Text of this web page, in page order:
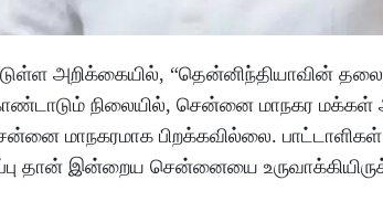
அறிக்கையில், “தென்னிந்தியாவின்
நிலையில், சென்னை மாநகர மக்கள்
மாநகரமாக பிறக்கவில்லை. பாட்டாளிகள்
தான் இன்றைய சென்னையை